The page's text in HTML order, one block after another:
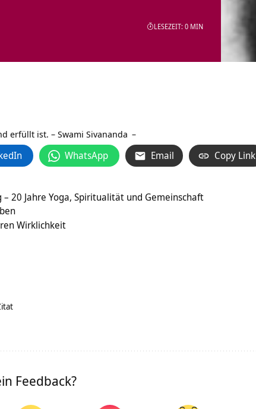
LESEZEIT: 0 MIN
erfüllt ist. – Swami Sivananda –
WhatsApp Email Copy Link
20 Jahre Yoga, Spiritualität und Gemeinschaft
Wirklichkeit
Feedback?